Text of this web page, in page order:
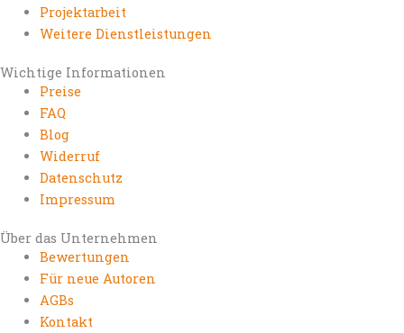
Projektarbeit
Weitere Dienstleistungen
Wichtige Informationen
Preise
FAQ
Blog
Widerruf
Datenschutz
Impressum
Über das Unternehmen
Bewertungen
Für neue Autoren
AGBs
Kontakt